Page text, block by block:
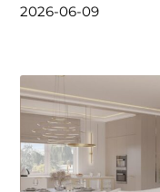
2026-06-09